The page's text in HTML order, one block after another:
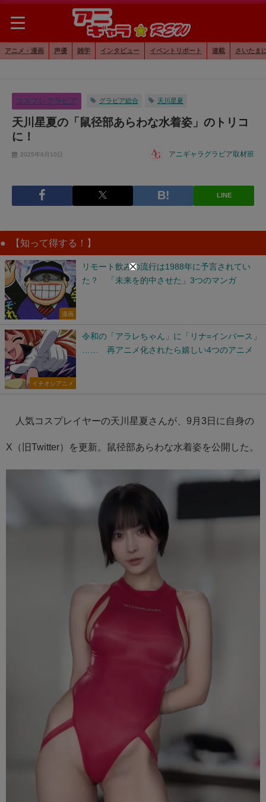
アニメ・漫画 声優 雑学 インタビュー イベントリポート 連載 さいたま
コスプレグラビア グラビア総合 天川星夏
天川星夏の「鼠径部あらわな水着姿」のトリコ
に！
2025年9月10日 アニギャラグラビア取材班
LINE
【知って得する！】
漫画
リモート飲みの流行は1988年に予言されてい
た？ 「未来を的中させた」3つのマンガ
イチオシアニメ
令和の「アラレちゃん」に「リナ=インバース」
…… 再アニメ化されたら嬉しい4つのアニメ
人気コスプレイヤーの天川星夏さんが、9月3日に自身の
X（旧Twitter）を更新。鼠径部あらわな水着姿を公開した。